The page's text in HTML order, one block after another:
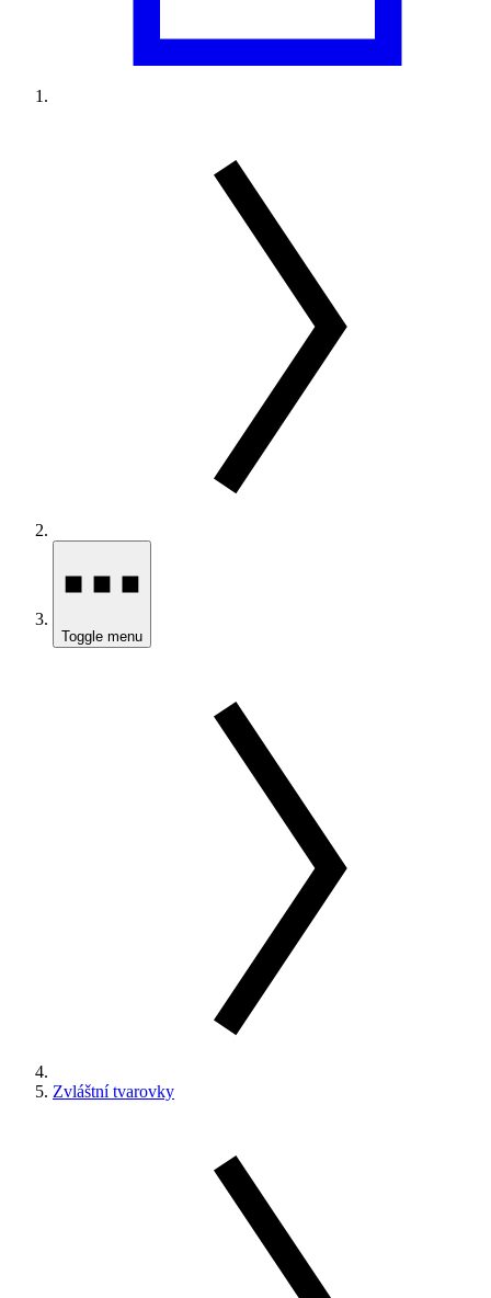
Toggle menu
Zvláštní tvarovky